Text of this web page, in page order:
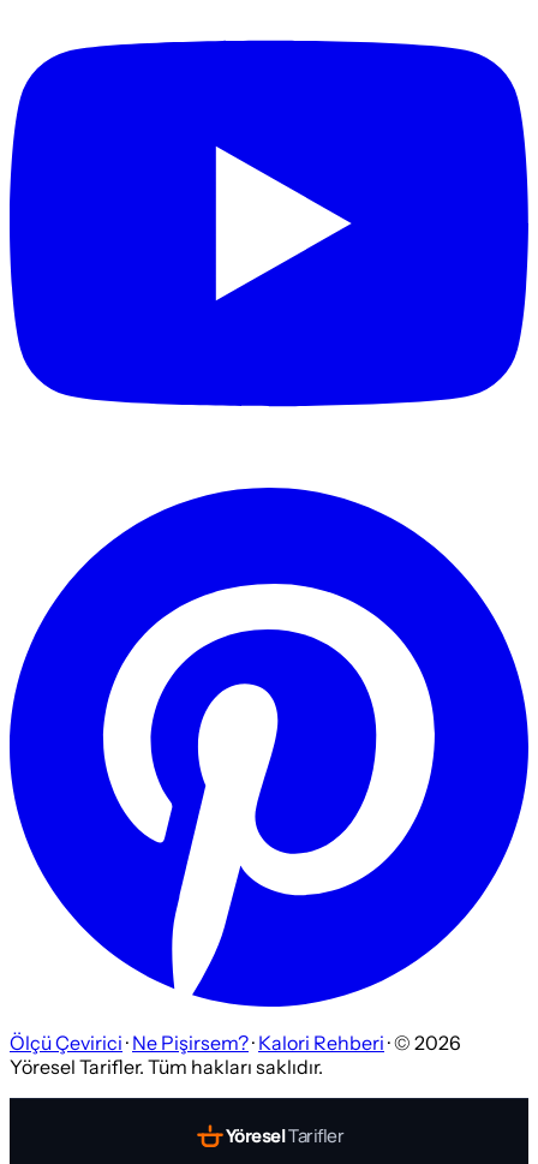
Ölçü Çevirici · Ne Pişirsem?· Kalori Rehberi · © 2026
Yöresel Tarifler. Tüm hakları saklıdır.
YöreselTarifler